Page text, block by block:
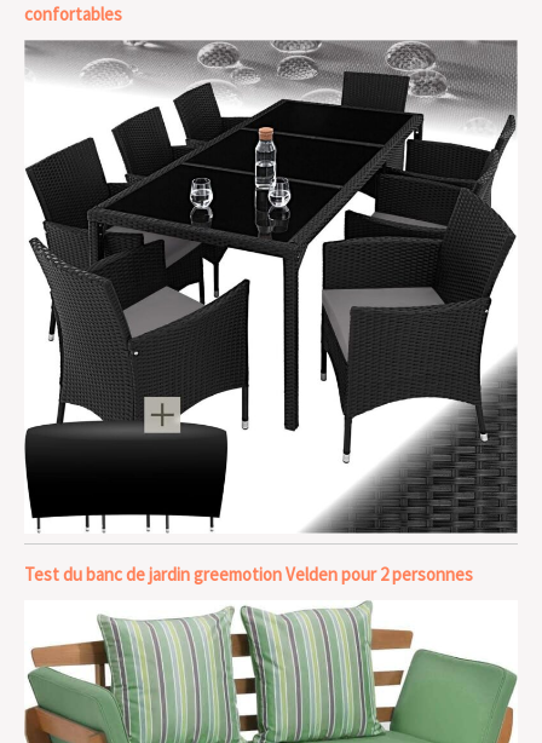
confortables
Test du banc de jardin greemotion Velden pour 2 personnes